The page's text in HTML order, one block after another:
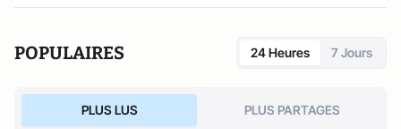
POPULAIRES 24 Heures 7 Jours
PLUS LUS PLUS PARTAGES